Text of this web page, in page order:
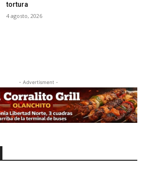
tortura
4 agosto, 2026
- Advertisment -